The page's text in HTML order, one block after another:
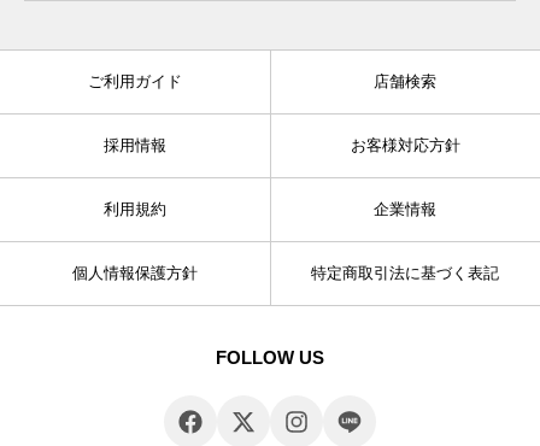
ご利用ガイド 店舗検索
採用情報 お客様対応方針
利用規約 企業情報
個人情報保護方針 特定商取引法に基づく表記
FOLLOW US